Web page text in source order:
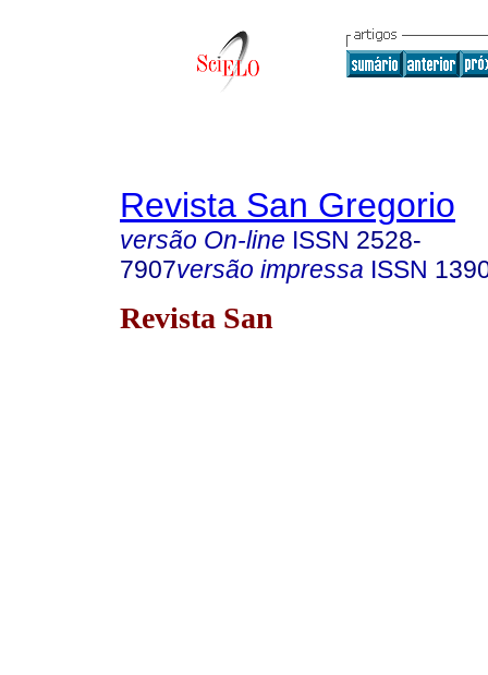
Revista San Gregorio
versão On-line ISSN 2528-
7907versão impressa ISSN
Revista San